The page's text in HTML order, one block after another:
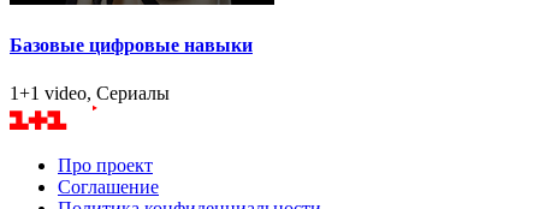
Базовые цифровые навыки
1+1 video, Сериалы
Про проект
Соглашение